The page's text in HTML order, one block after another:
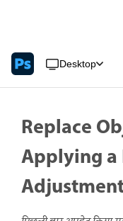
Desktop
Replace
Applying a